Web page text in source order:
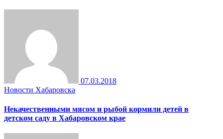
07.03.2018
Новости Хабаровска
Некачественными мясом и рыбой кормили детей в
детском саду в Хабаровском крае